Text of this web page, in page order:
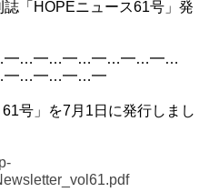
誌「HOPEニュース61号」発
号」を7月1日に発行しまし